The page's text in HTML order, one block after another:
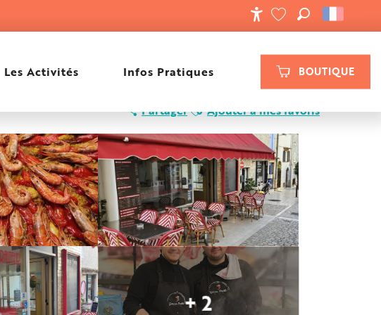
BOUTIQUE
VOIR LES FAVORIS
RECHERCHE
Les Activités Infos Pratiques
Partager Ajouter à mes favoris
+ 2